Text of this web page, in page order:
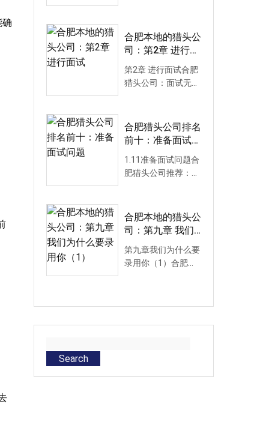
确
估，可以结...
合肥本地的猎头公
司：第2章 进行面
试
第2章 进行面试合肥
猎头公司：面试无论
事。如面试...
合肥猎头公司排名
前十：准备面试问
题
1.11准备面试问题合
肥猎头公司推荐：相
式问应聘...
合肥本地的猎头公
司：第九章 我们
为什么要录用你
（1）
第九章我们为什么要
录用你（1）合肥猎
Search